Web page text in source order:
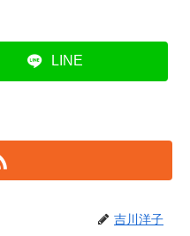
LINE
吉川洋子